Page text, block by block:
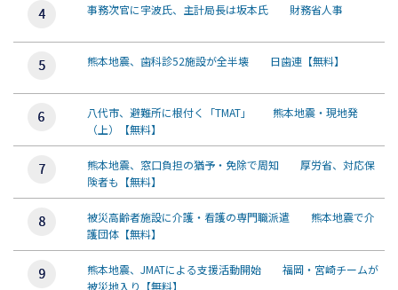
事務次官に宇波氏、主計局長は坂本氏 財務省人事
熊本地震、歯科診52施設が全半壊 日歯連【無料】
八代市、避難所に根付く「TMAT」 熊本地震・現地発
（上）【無料】
熊本地震、窓口負担の猶予・免除で周知 厚労省、対応保
険者も【無料】
被災高齢者施設に介護・看護の専門職派遣 熊本地震で介
護団体【無料】
熊本地震、JMATによる支援活動開始 福岡・宮崎チームが
被災地入り【無料】